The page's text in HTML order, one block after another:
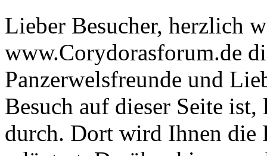
Lieber Besucher, herzlich
www.Corydorasforum.de
Panzerwelsfreunde und
Besuch auf dieser Seite
durch. Dort wird Ihnen die